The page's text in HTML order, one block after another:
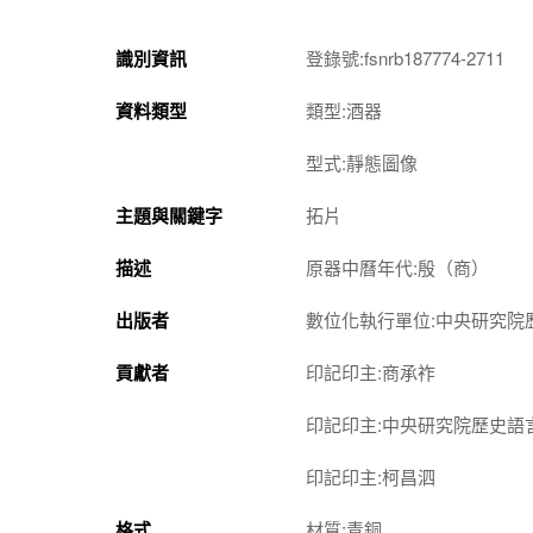
識別資訊 登錄號:fsnrb187774-2711
資料類型 類型:酒器
型式:靜態圖像
主題與關鍵字 拓片
描述 原器中曆年代:殷（商）
出版者 數位化執行單位:中央研究院
貢獻者 印記印主:商承祚
印記印主:中央研究院歷史語
印記印主:柯昌泗